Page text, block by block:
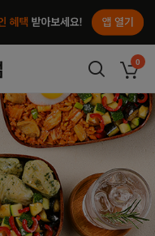
앱열기
랭킹닭컴 장바구
0